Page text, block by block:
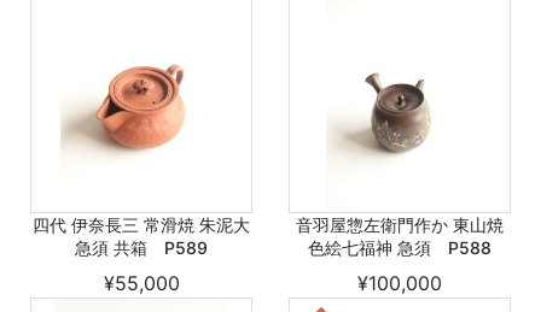
四代 伊奈長三 常滑焼 朱泥大
急須 共箱 P589
¥55,000
音羽屋惣左衛門作か 東山焼
色絵七福神 急須 P588
¥100,000